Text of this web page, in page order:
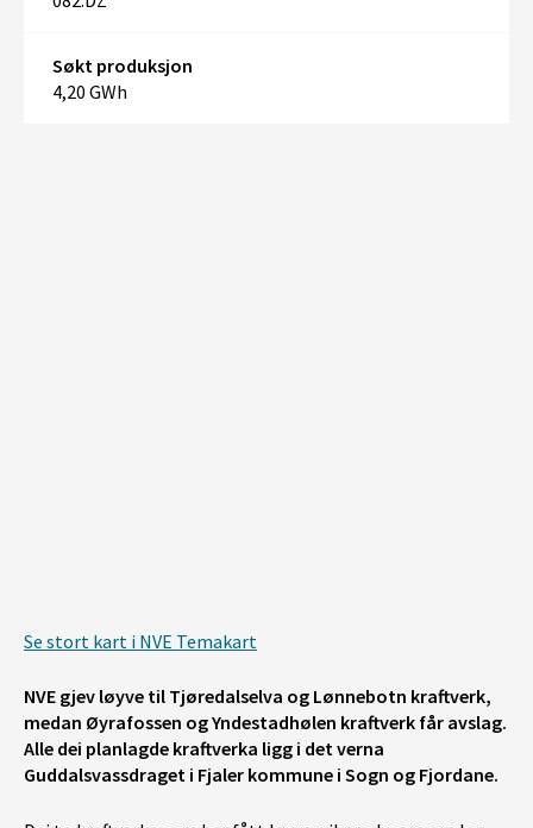
Søkt produksjon
4,20 GWh
Se stort kart i NVE Temakart
NVE gjev løyve til Tjøredalselva og Lønnebotn kraftverk,
medan Øyrafossen og Yndestadhølen kraftverk får avslag.
Alle dei planlagde kraftverka ligg i det verna
Guddalsvassdraget i Fjaler kommune i Sogn og Fjordane.